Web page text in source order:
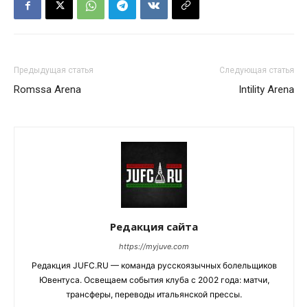
Предыдущая статья
Romssa Arena
Следующая статья
Intility Arena
Редакция сайта
https://myjuve.com
Редакция JUFC.RU — команда русскоязычных болельщиков
Ювентуса. Освещаем события клуба с 2002 года: матчи,
трансферы, переводы итальянской прессы.